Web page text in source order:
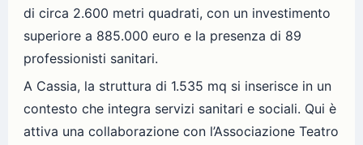
di circa 2.600 metri quadrati, con un investimento
superiore a 885.000 euro e la presenza di 89
professionisti sanitari.
A Cassia, la struttura di 1.535 mq si inserisce in un
contesto che integra servizi sanitari e sociali. Qui è
attiva una collaborazione con l’Associazione Teatro